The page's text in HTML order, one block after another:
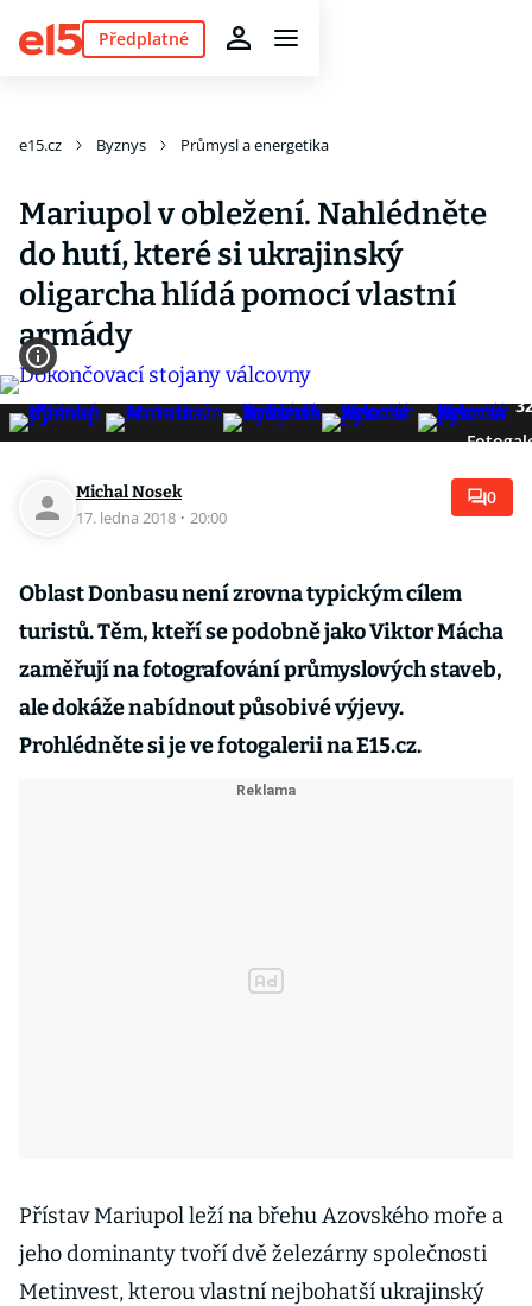
Předplatné
e15.cz Byznys Průmysl a energetika
Mariupol v obležení. Nahlédněte
do hutí, které si ukrajinský
oligarcha hlídá pomocí vlastní
armády
Michal Nosek
17. ledna 2018 · 20:00
0
Oblast Donbasu není zrovna typickým cílem
turistů. Těm, kteří se podobně jako Viktor Mácha
zaměřují na fotografování průmyslových staveb,
ale dokáže nabídnout působivé výjevy.
Prohlédněte si je ve fotogalerii na E15.cz.
Přístav Mariupol leží na břehu Azovského moře a
jeho dominanty tvoří dvě železárny společnosti
Metinvest, kterou vlastní nejbohatší ukrajinský